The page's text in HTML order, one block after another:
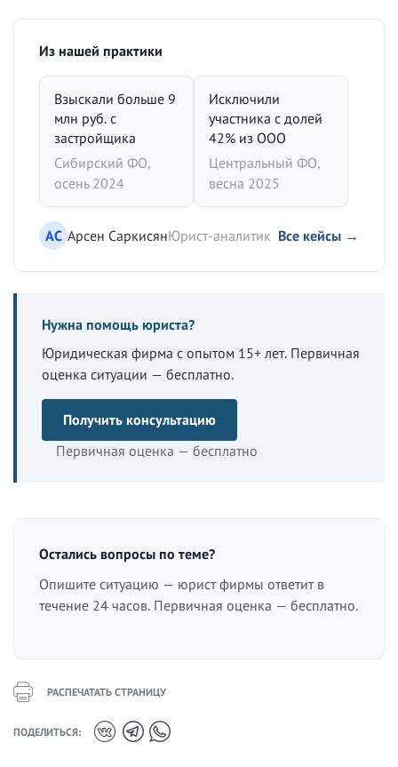
Из нашей практики
Взыскали больше 9
млн руб. с
застройщика
Сибирский ФО,
осень 2024
Исключили
участника с долей
42% из ООО
Центральный ФО,
весна 2025
АС Арсен СаркисянЮрист-аналитик Все кейсы →
Нужна помощь юриста?
Юридическая фирма с опытом 15+ лет. Первичная
оценка ситуации — бесплатно.
Получить консультацию
Первичная оценка — бесплатно
Остались вопросы по теме?
Опишите ситуацию — юрист фирмы ответит в
течение 24 часов. Первичная оценка — бесплатно.
РАСПЕЧАТАТЬ СТРАНИЦУ
ПОДЕЛИТЬСЯ: